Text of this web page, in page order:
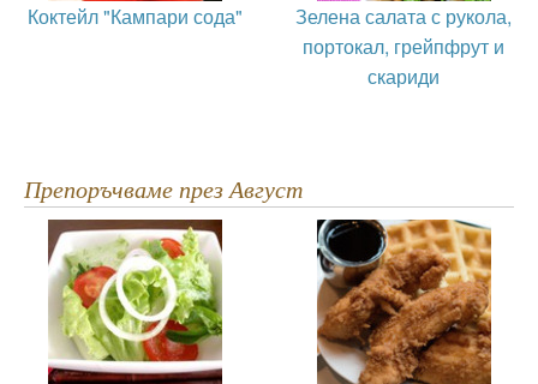
Коктейл "Кампари сода"
Зелена салата с рукола,
портокал, грейпфрут и
скариди
Препоръчваме през Август